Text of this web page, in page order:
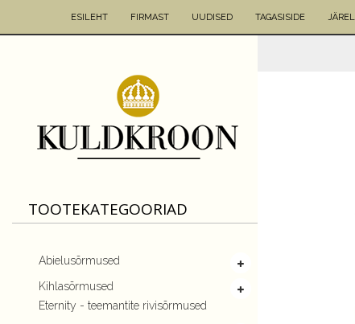
ESILEHT FIRMAST UUDISED TAGASISIDE
TOOTEKATEGOORIAD
Abielusõrmused
Kihlasõrmused
Eternity - teemantite rivisõrmused